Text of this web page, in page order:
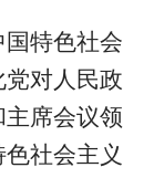
国特色社会
对人民政
席会议领
社会主义